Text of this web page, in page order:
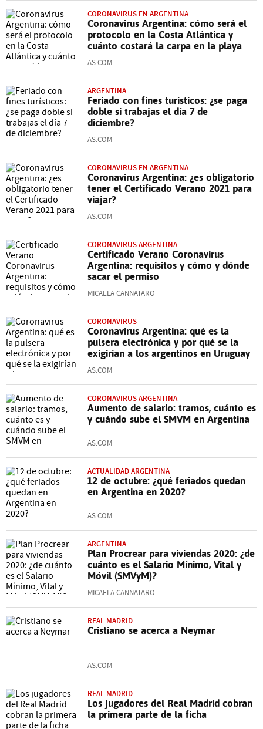
CORONAVIRUS EN ARGENTINA
Coronavirus Argentina: cómo será el
protocolo en la Costa Atlántica y
cuánto costará la carpa en la playa
AS.COM
ARGENTINA
Feriado con fines turísticos: ¿se paga
doble si trabajas el día 7 de
diciembre?
AS.COM
CORONAVIRUS EN ARGENTINA
Coronavirus Argentina: ¿es obligatorio
tener el Certificado Verano 2021 para
viajar?
AS.COM
CORONAVIRUS ARGENTINA
Certificado Verano Coronavirus
Argentina: requisitos y cómo y dónde
sacar el permiso
MICAELA CANNATARO
CORONAVIRUS
Coronavirus Argentina: qué es la
pulsera electrónica y por qué se la
exigirían a los argentinos en Uruguay
AS.COM
CORONAVIRUS ARGENTINA
Aumento de salario: tramos, cuánto es
y cuándo sube el SMVM en Argentina
AS.COM
ACTUALIDAD ARGENTINA
12 de octubre: ¿qué feriados quedan
en Argentina en 2020?
AS.COM
ARGENTINA
Plan Procrear para viviendas 2020: ¿de
cuánto es el Salario Mínimo, Vital y
Móvil (SMVyM)?
MICAELA CANNATARO
REAL MADRID
Cristiano se acerca a Neymar
AS.COM
REAL MADRID
Los jugadores del Real Madrid cobran
la primera parte de la ficha